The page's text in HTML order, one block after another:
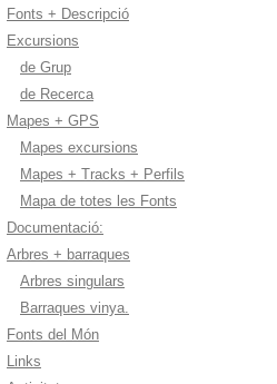
Fonts + Descripció
Excursions
de Grup
de Recerca
Mapes + GPS
Mapes excursions
Mapes + Tracks + Perfils
Mapa de totes les Fonts
Documentació:
Arbres + barraques
Arbres singulars
Barraques vinya.
Fonts del Món
Links